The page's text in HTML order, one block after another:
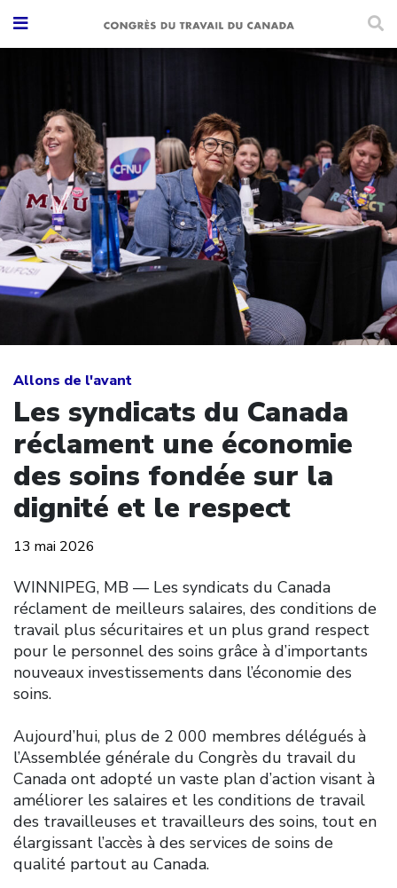
Allons de l'avant
Les syndicats du Canada
réclament une économie
des soins fondée sur la
dignité et le respect
13 mai 2026
WINNIPEG, MB — Les syndicats du Canada
réclament de meilleurs salaires, des conditions de
travail plus sécuritaires et un plus grand respect
pour le personnel des soins grâce à d’importants
nouveaux investissements dans l’économie des
soins.
Aujourd’hui, plus de 2 000 membres délégués à
l’Assemblée générale du Congrès du travail du
Canada ont adopté un vaste plan d’action visant à
améliorer les salaires et les conditions de travail
des travailleuses et travailleurs des soins, tout en
élargissant l’accès à des services de soins de
qualité partout au Canada.